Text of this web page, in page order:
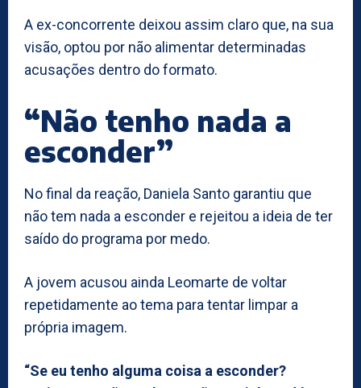
A ex-concorrente deixou assim claro que, na sua
visão, optou por não alimentar determinadas
acusações dentro do formato.
“Não tenho nada a
esconder”
No final da reação, Daniela Santo garantiu que
não tem nada a esconder e rejeitou a ideia de ter
saído do programa por medo.
A jovem acusou ainda Leomarte de voltar
repetidamente ao tema para tentar limpar a
própria imagem.
“Se eu tenho alguma coisa a esconder?